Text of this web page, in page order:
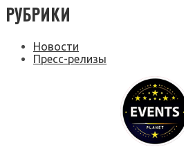
РУБРИКИ
Новости
Пресс-релизы